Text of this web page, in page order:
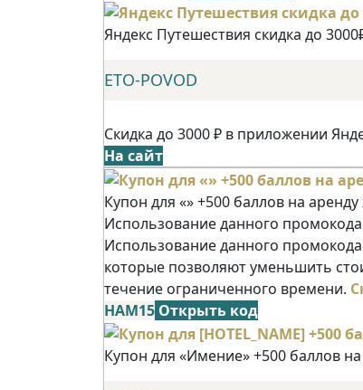
Яндекс Путешествия скидка до
ETO-POVOD
Скидка до 3000 ₽ в приложении
На сайт
Купон для «» +500 баллов на
Использование данного
Использование данного
которые позволяют уменьшить
течение ограниченного времени.
НАМ15 Открыть код
Купон для «Имение» +500 баллов